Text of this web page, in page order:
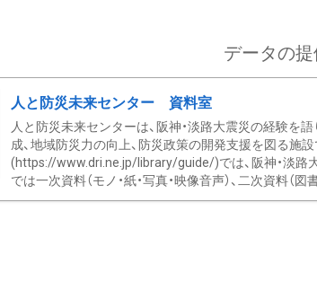
データの
人と防災未来センター 資料室
人と防災未来センターは、阪神・淡路大震災の経験を
成、地域防災力の向上、防災政策の開発支援を図る施
(https://www.dri.ne.jp/library/guide/)では、阪神・淡路
では一次資料（モノ・紙・写真・映像音声）、二次資料（図書